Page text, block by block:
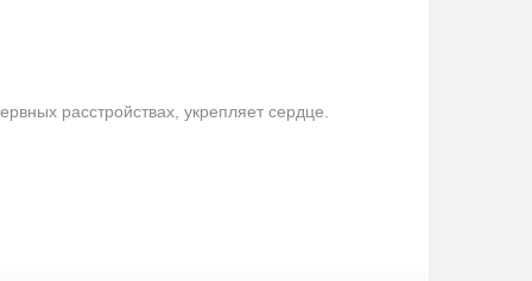
расстройствах, укрепляет сердце.